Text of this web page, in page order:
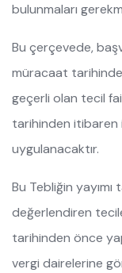
bulunmaları
Bu çerçevede,
müracaat
geçerli olan tecil
tarihinden itibaren
uygulanacaktır.
Bu Tebliğin
değerlendiren
tarihinden önce
vergi dairelerine